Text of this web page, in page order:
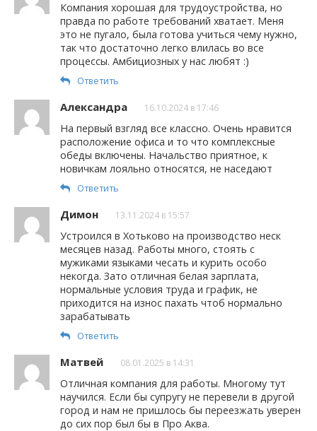
Компания хорошая для трудоустройства, но
правда по работе требований хватает. Меня
это не пугало, была готова учиться чему нужно,
так что достаточно легко влилась во все
процессы. Амбициозных у нас любят :)
Ответить
Александра 16.10.2024 в 17:46
На первый взгляд все классно. Очень нравится
расположение офиса и то что комплексные
обеды включены. Начальство приятное, к
новичкам лояльно относятся, не наседают
Ответить
Димон 13.11.2024 в 15:57
Устроился в Хотьково на производство неск
месяцев назад. Работы много, стоять с
мужиками языками чесать и курить особо
некогда. Зато отличная белая зарплата,
нормальные условия труда и график, не
приходится на износ пахать чтоб нормально
зарабатывать
Ответить
Матвей 08.01.2025 в 14:31
Отличная компания для работы. Многому тут
научился. Если бы супругу не перевели в другой
город и нам не пришлось бы переезжать уверен
до сих пор был бы в Про Аква.